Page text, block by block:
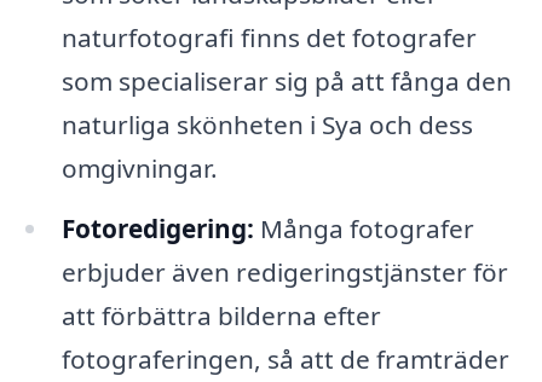
naturfotografi finns det fotografer
som specialiserar sig på att fånga den
naturliga skönheten i Sya och dess
omgivningar.
Fotoredigering: Många fotografer
erbjuder även redigeringstjänster för
att förbättra bilderna efter
fotograferingen, så att de framträder